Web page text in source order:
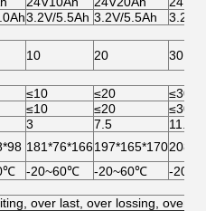
3.2V/5.5Ah 3.2V/5.5Ah
3.2V/
10 20
30
≤10 ≤20
≤30
≤10 ≤20
≤30
3 7.5
11.5
181*76*166197*165*170
-20~60℃ -20~60℃
-
over last, over lossing, over